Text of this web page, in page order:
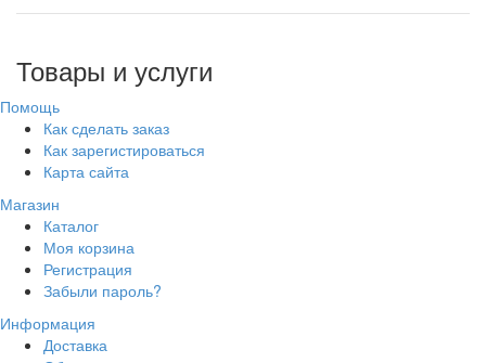
Товары и услуги
Помощь
Как сделать заказ
Как зарегистироваться
Карта сайта
Магазин
Каталог
Моя корзина
Регистрация
Забыли пароль?
Информация
Доставка